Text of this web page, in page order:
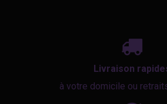
Livraison
à votre domicile ou